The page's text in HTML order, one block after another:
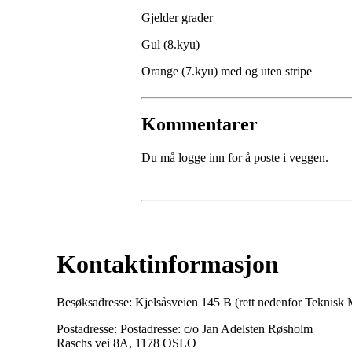
Gjelder grader
Gul (8.kyu)
Orange (7.kyu) med og uten stripe
Kommentarer
Du må logge inn for å poste i veggen.
Kontaktinformasjon
Besøksadresse: Kjelsåsveien 145 B (rett nedenfor Teknisk
Postadresse: Postadresse: c/o Jan Adelsten Røsholm
Raschs vei 8A, 1178 OSLO